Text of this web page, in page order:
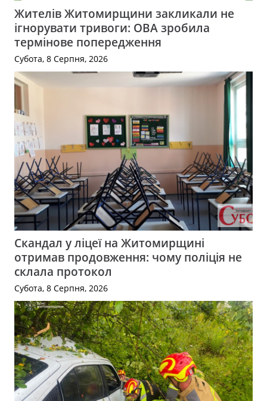
Жителів Житомирщини закликали не
ігнорувати тривоги: ОВА зробила
термінове попередження
Субота, 8 Серпня, 2026
Скандал у ліцеї на Житомирщині
отримав продовження: чому поліція не
склала протокол
Субота, 8 Серпня, 2026